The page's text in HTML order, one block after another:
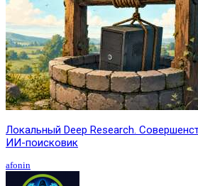
Локальный Deep Research.
ИИ-поисковик
afonin